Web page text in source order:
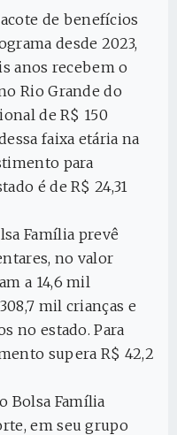
de benefícios
desde 2023,
anos recebem o
Rio Grande do
de R$ 150
faixa etária na
para
é de R$ 24,31
Família prevê
no valor
a 14,6 mil
mil crianças e
no estado. Para
supera R$ 42,2
Bolsa Família
em seu grupo